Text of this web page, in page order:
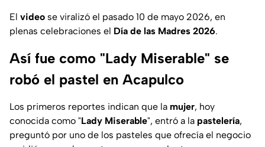
El video se viralizó el pasado 10 de mayo 2026, en
plenas celebraciones el Día de las Madres 2026.
Así fue como "Lady Miserable" se
robó el pastel en Acapulco
Los primeros reportes indican que la mujer, hoy
conocida como "Lady Miserable", entró a la pastelería,
preguntó por uno de los pasteles que ofrecía el negocio